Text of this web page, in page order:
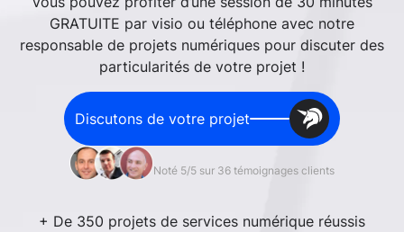
GRATUITE par visio ou téléphone avec notre
responsable de projets numériques pour discuter des
particularités de votre projet !
Discutons de votre projet
Noté 5/5 sur 36 témoignages clients
+ De 350 projets de services numérique réussis